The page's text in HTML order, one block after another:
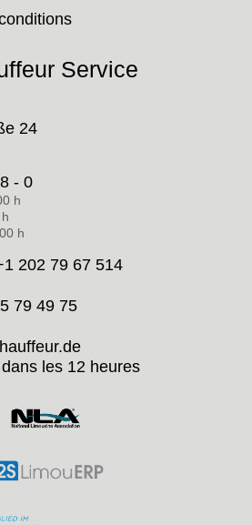
Service
24
- 0
h
h
202 79 67 514
79 49 75
les 12 heures